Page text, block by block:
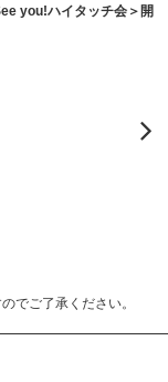
you!ハイタッチ会＞開
でご了承ください。